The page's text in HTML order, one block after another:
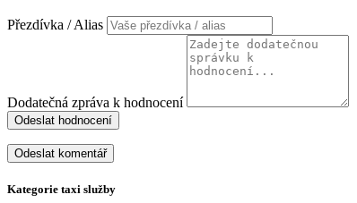
Přezdívka / Alias
Dodatečná zpráva k hodnocení
Odeslat hodnocení
Kategorie taxi služby